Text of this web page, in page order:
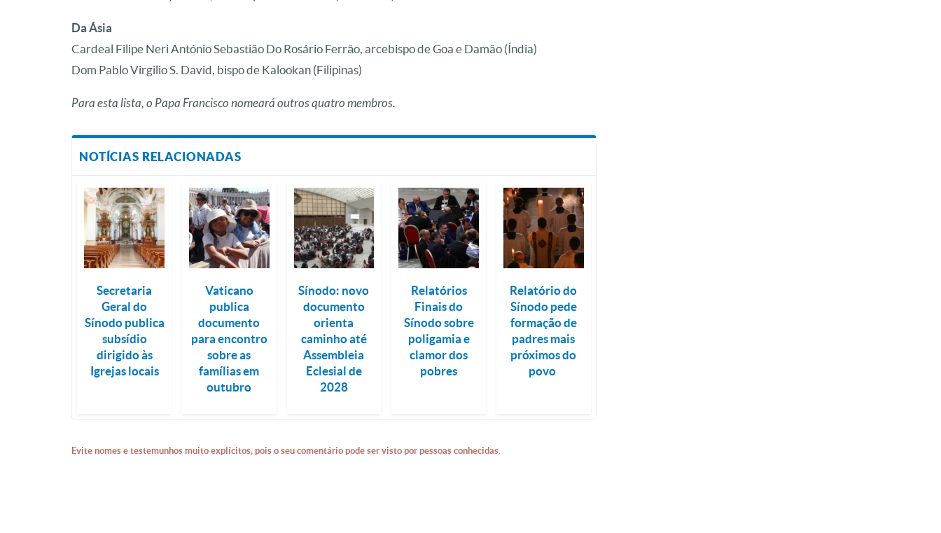
Da Ásia
Cardeal Filipe Neri António Sebastião Do Rosário Ferrāo, arcebispo de Goa e Damão (Índia)
Dom Pablo Virgilio S. David, bispo de Kalookan (Filipinas)
Para esta lista, o Papa Francisco nomeará outros quatro membros.
NOTÍCIAS RELACIONADAS
Secretaria
Geral do
Sínodo publica
subsídio
dirigido às
Igrejas locais
Vaticano
publica
documento
para encontro
sobre as
famílias em
outubro
Sínodo: novo
documento
orienta
caminho até
Assembleia
Eclesial de
2028
Relatórios
Finais do
Sínodo sobre
poligamia e
clamor dos
pobres
Relatório do
Sínodo pede
formação de
padres mais
próximos do
povo
Evite nomes e testemunhos muito explícitos, pois o seu comentário pode ser visto por pessoas conhecidas.